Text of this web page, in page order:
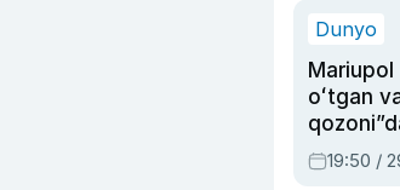
Dunyo
oʻtgan
armiyasi
19:50 /